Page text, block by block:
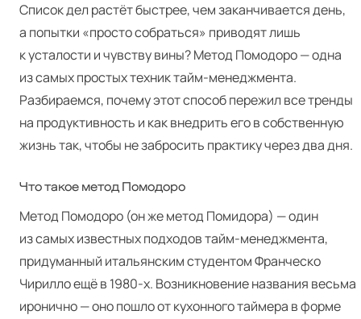
Список дел растёт быстрее, чем заканчивается день,
а попытки «просто собраться» приводят лишь
к усталости и чувству вины? Метод Помодоро — одна
из самых простых техник тайм-менеджмента.
Разбираемся, почему этот способ пережил все тренды
на продуктивность и как внедрить его в собственную
жизнь так, чтобы не забросить практику через два дня.
Что такое метод Помодоро
Метод Помодоро (он же метод Помидора) — один
из самых известных подходов тайм-менеджмента,
придуманный итальянским студентом Франческо
Чирилло ещё в 1980‑х. Возникновение названия весьма
иронично — оно пошло от кухонного таймера в форме